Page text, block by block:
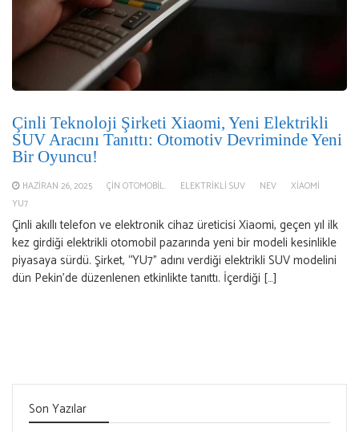
Çinli Teknoloji Şirketi Xiaomi, Yeni Elektrikli
SUV Aracını Tanıttı: Otomotiv Devriminde Yeni
Bir Oyuncu!
HAZIRAN 26, 2025 ÇIN OTOMOBIL. ELEKTRIKLI SUV NEV
XIAOMI
YU7
Çinli akıllı telefon ve elektronik cihaz üreticisi Xiaomi, geçen yıl ilk
kez girdiği elektrikli otomobil pazarında yeni bir modeli kesinlikle
piyasaya sürdü. Şirket, “YU7” adını verdiği elektrikli SUV modelini
dün Pekin’de düzenlenen etkinlikte tanıttı. İçerdiği […]
Son Yazılar